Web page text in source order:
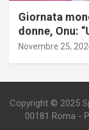
Giornata
donne, Onu:
Novembre 25,
Copyright © 2025
00181 Roma -